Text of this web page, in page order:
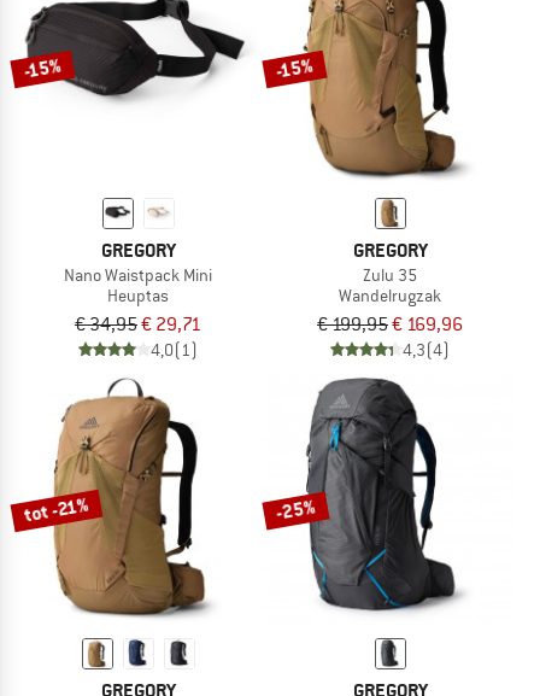
-15%
GREGORY
Nano Waistpack Mini
Heuptas
€ 34,95€ 29,71
4,0(1)
-15%
GREGORY
Zulu 35
Wandelrugzak
€ 199,95€ 169,96
4,3(4)
tot -21% -25%